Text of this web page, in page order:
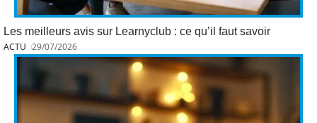
Les meilleurs avis sur Learnyclub : ce qu’il faut savoir
ACTU 29/07/2026